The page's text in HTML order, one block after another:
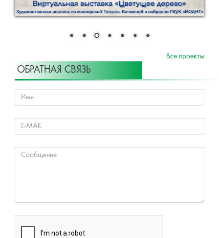
Все проекты
ОБРАТНАЯ СВЯЗЬ